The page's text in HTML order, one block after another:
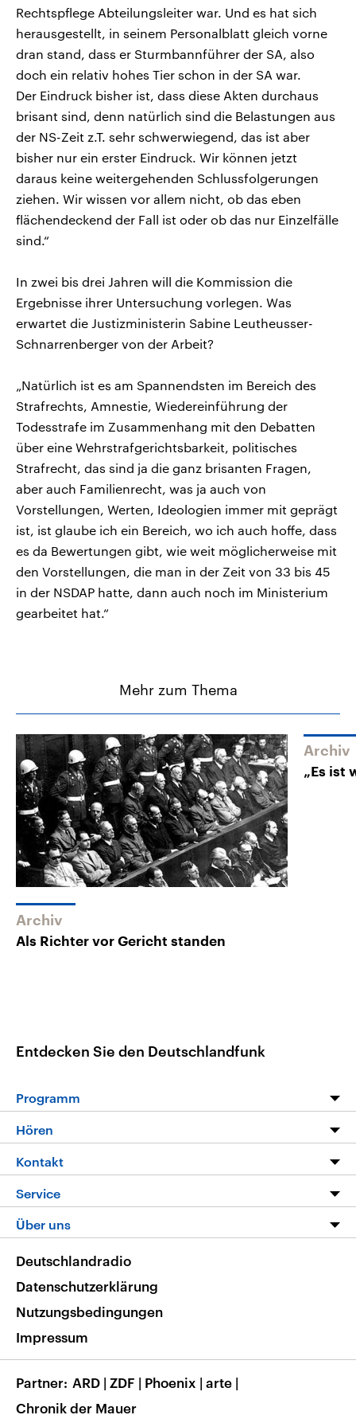
Rechtspflege Abteilungsleiter war. Und es hat sich
herausgestellt, in seinem Personalblatt gleich vorne
dran stand, dass er Sturmbannführer der SA, also
doch ein relativ hohes Tier schon in der SA war.
Der Eindruck bisher ist, dass diese Akten durchaus
brisant sind, denn natürlich sind die Belastungen aus
der NS-Zeit z.T. sehr schwerwiegend, das ist aber
bisher nur ein erster Eindruck. Wir können jetzt
daraus keine weitergehenden Schlussfolgerungen
ziehen. Wir wissen vor allem nicht, ob das eben
flächendeckend der Fall ist oder ob das nur Einzelfälle
sind.“
In zwei bis drei Jahren will die Kommission die
Ergebnisse ihrer Untersuchung vorlegen. Was
erwartet die Justizministerin Sabine Leutheusser-
Schnarrenberger von der Arbeit?
„Natürlich ist es am Spannendsten im Bereich des
Strafrechts, Amnestie, Wiedereinführung der
Todesstrafe im Zusammenhang mit den Debatten
über eine Wehrstrafgerichtsbarkeit, politisches
Strafrecht, das sind ja die ganz brisanten Fragen,
aber auch Familienrecht, was ja auch von
Vorstellungen, Werten, Ideologien immer mit geprägt
ist, ist glaube ich ein Bereich, wo ich auch hoffe, dass
es da Bewertungen gibt, wie weit möglicherweise mit
den Vorstellungen, die man in der Zeit von 33 bis 45
in der NSDAP hatte, dann auch noch im Ministerium
gearbeitet hat.“
Mehr zum Thema
Archiv
Als Richter vor Gericht standen
Archiv
„Es ist
Entdecken Sie den Deutschlandfunk
Programm
Die Nachrichten
Nachrichtenleicht
Neue Beiträge auf dlf.de
Hören
Livestream
Podcasts
Deutschlandfunk App
Nachrichten App
Frequenzen
Kontakt
Service
FAQ
Veranstaltungen
Musikliste
RSS
Über uns
Barrierefreiheit
Deutschlandradio
Datenschutzerklärung
Nutzungsbedingungen
Impressum
Partner ARD | ZDF | Phoenix | arte |
Chronik der Mauer